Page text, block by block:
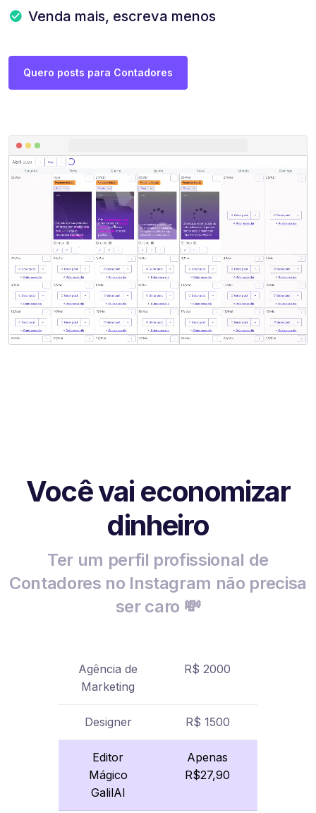
Venda mais, escreva menos
Quero posts para Contadores
Você vai economizar
dinheiro
Ter um perfil profissional de
Contadores no Instagram não precisa
ser caro 💸
Agência de
Marketing
R$ 2000
Designer R$ 1500
Editor
Mágico
GalilAI
Apenas
R$27,90